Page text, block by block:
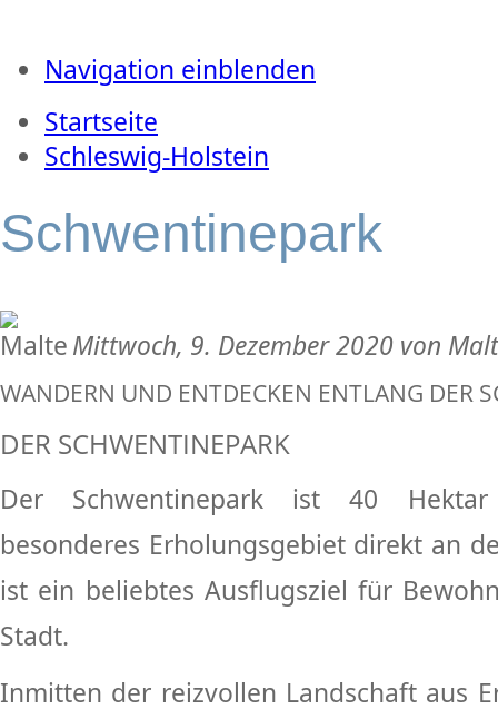
Navigation einblenden
Startseite
Schleswig-Holstein
Schwentinepark
Mittwoch, 9. Dezember 2020 von
WANDERN UND ENTDECKEN ENTLANG DER
DER SCHWENTINEPARK
Der Schwentinepark ist 40
besonderes Erholungsgebiet direkt an
ist ein beliebtes Ausflugsziel für
Stadt.
Inmitten der reizvollen Landschaft aus